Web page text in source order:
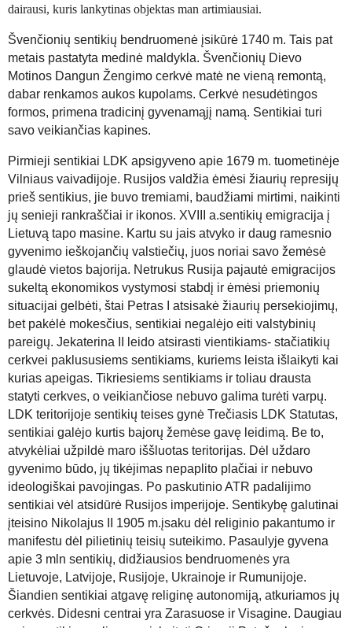
dairausi, kuris lankytinas objektas man artimiausiai.
Švenčionių sentikių bendruomenė įsikūrė 1740 m. Tais pat
metais pastatyta medinė maldykla. Švenčionių Dievo
Motinos Dangun Žengimo cerkvė matė ne vieną remontą,
dabar renkamos aukos kupolams. Cerkvė nesudėtingos
formos, primena tradicinį gyvenamąjį namą. Sentikiai turi
savo veikiančias kapines.
Pirmieji sentikiai LDK apsigyveno apie 1679 m. tuometinėje
Vilniaus vaivadijoje. Rusijos valdžia ėmėsi žiaurių represijų
prieš sentikius, jie buvo tremiami, baudžiami mirtimi, naikinti
jų senieji rankraščiai ir ikonos. XVIII a.sentikių emigracija į
Lietuvą tapo masine. Kartu su jais atvyko ir daug ramesnio
gyvenimo ieškojančių valstiečių, juos noriai savo žemėsė
glaudė vietos bajorija. Netrukus Rusija pajautė emigracijos
sukeltą ekonomikos vystymosi stabdį ir ėmėsi priemonių
situacijai gelbėti, štai Petras I atsisakė žiaurių persekiojimų,
bet pakėlė mokesčius, sentikiai negalėjo eiti valstybinių
pareigų. Jekaterina II leido atsirasti vientikiams- stačiatikių
cerkvei paklususiems sentikiams, kuriems leista išlaikyti kai
kurias apeigas. Tikriesiems sentikiams ir toliau drausta
statyti cerkves, o veikiančiose nebuvo galima turėti varpų.
LDK teritorijoje sentikių teises gynė Trečiasis LDK Statutas,
sentikiai galėjo kurtis bajorų žemėse gavę leidimą. Be to,
atvykėliai užpildė maro iššluotas teritorijas. Dėl uždaro
gyvenimo būdo, jų tikėjimas nepaplito plačiai ir nebuvo
ideologiškai pavojingas. Po paskutinio ATR padalijimo
sentikiai vėl atsidūrė Rusijos imperijoje. Sentikybę galutinai
įteisino Nikolajus II 1905 m.įsaku dėl religinio pakantumo ir
manifestu dėl pilietinių teisių suteikimo. Pasaulyje gyvena
apie 3 mln sentikių, didžiausios bendruomenės yra
Lietuvoje, Latvijoje, Rusijoje, Ukrainoje ir Rumunijoje.
Šiandien sentikiai atgavę religinę autonomiją, atkuriamos jų
cerkvės. Didesni centrai yra Zarasuose ir Visagine. Daugiau